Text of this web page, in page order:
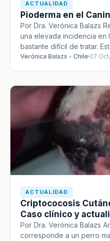
ACTUALIDAD
Pioderma en el
Por Dra. Verónica Balazs
una elevada incidencia
bastante difícil de tratar.
Verónica Balazs - Chile 27
ACTUALIDAD
Criptococosis
Caso clínico y
Por Dra. Verónica Balazs
corresponde a un perro